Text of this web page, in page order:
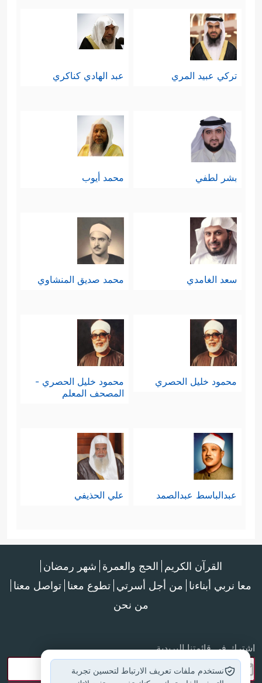
تركي عبيد المري عبد الهادي كناكري
بشر لطفي محمد أيوب
سعد الغامدي محمد صديق المنشاوي
محمود خليل الحصري
محمود خليل الحصري -
المصحف المعلم
عبدالباسط عبدالصمد علي الحذيفي
القرآن الكريم الحج والعمرة شهر رمضان
معا نربي أبناءنا من أجل أسرتي تطوع معنا تواصل معنا
من نحن
اشترك في قائمتنا البريدية
نستخدم ملفات تعريف الارتباط لتحسين تجربة